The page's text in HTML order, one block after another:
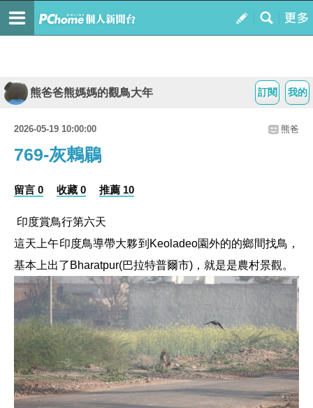
我的
訂閱
熊爸爸熊媽媽的觀鳥大年
2026-05-19 10:00:00 熊爸
769-灰鶇鶥
留言 0 收藏 0 推薦 10
印度賞鳥行第六天
這天上午印度鳥導帶大夥到Keoladeo園外的的鄉間找鳥，
基本上出了 Bharatpur(巴拉特普爾市)，就是是農村景觀。